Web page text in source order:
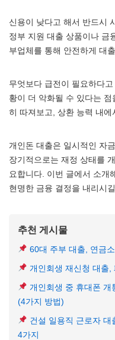
신용이 낮다고 해서 반드시
정부 지원 대출 상품이나 금
부업체를 통해 안전하게 대
무엇보다 급전이 필요하다
황이 더 악화될 수 있다는
히 따져보고, 상환 능력 내에
개인돈 대출은 일시적인 자
장기적으로는 재정 상태를
요합니다. 이번 글에서 소개
현명한 금융 결정을 내리시
추천 게시물
60대 주부 대출, 연금
개인회생 재신청 대출,
개인회생 중 휴대폰 개
(4가지 방법)
건설 일용직 근로자 대
4가지